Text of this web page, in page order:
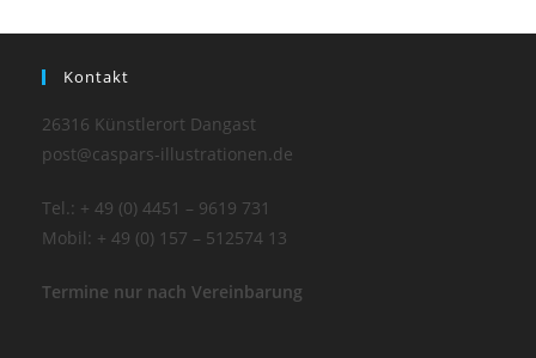
Kontakt
26316 Künstlerort Dangast
post@caspars-illustrationen.de
Tel.: + 49 (0) 4451 – 9619 731
Mobil: + 49 (0) 157 – 512574 13
Termine nur nach Vereinbarung